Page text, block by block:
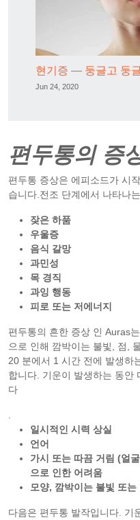
현기증 — 둥글고 둥
Jun 24, 2020
편두통의 증
편두통 증상은 에피소드가 시
습니다.전조 단계에서 나타나
잦은 하품
우울증
음식 갈망
과민성
목 경직
과잉 행동
피로 또는 저에너지
편두통의 흔한 증상 인 Auras
으로 인해 깜박이는 불빛, 점,
20 분에서 1 시간 전에 발생하
합니다. 기운이 발생하는 동안
다
일시적인 시력 상실
언어
가시 또는 따끔 거림 (얼
으로 인한 어려움
모양, 깜박이는 불빛 또는
다음은 편두통 발작입니다. 기